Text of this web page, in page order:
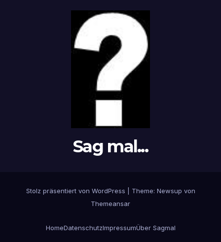
Sag mal...
Stolz präsentiert von WordPress
Theme: Newsup von
Themeansar
HomeDatenschutzImpressumÜber Sagmal